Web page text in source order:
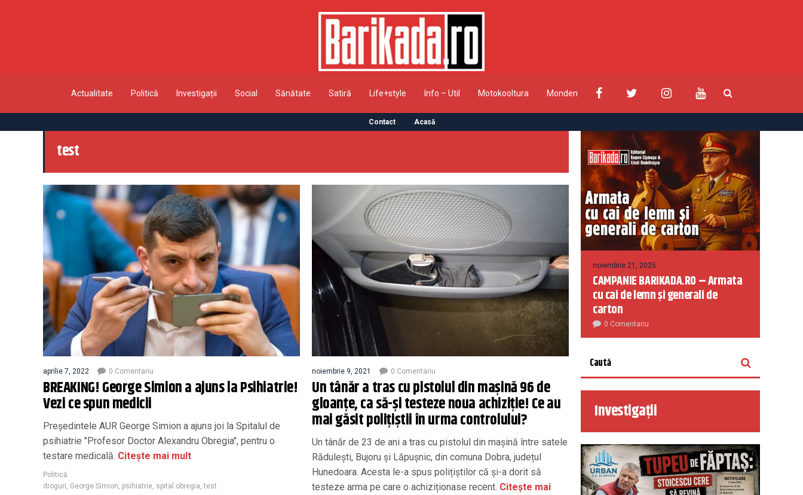
Actualitate Politică Investigații Social Sănătate Satiră Life+style Info – Util Motokooltura Monden
Contact Acasă
test
aprilie 7, 2022 0 Comentariu
BREAKING! George Simion a ajuns la Psihiatrie!
Vezi ce spun medicii
Preşedintele AUR George Simion a ajuns joi la Spitalul de
psihiatrie "Profesor Doctor Alexandru Obregia", pentru o
testare medicală. Citește mai mult
Politică
droguri George Simion psihiatrie spital obregia ,test
noiembrie 9, 2021 0 Comentariu
Un tânăr a tras cu pistolul din mașină 96 de
gloanțe, ca să-și testeze noua achiziție! Ce au
mai găsit polițiștii în urma controlului?
Un tânăr de 23 de ani a tras cu pistolul din mașină între satele
Răduleşti, Bujoru şi Lăpuşnic, din comuna Dobra, județul
Hunedoara. Acesta le-a spus polițiștilor că și-a dorit să
testeze arma pe care o achiziționase recent. Citește mai
noiembrie 21, 2025
CAMPANIE BARIKADA.RO – Armata
cu cai de lemn și generali de
carton
0 Comentariu
Investigații